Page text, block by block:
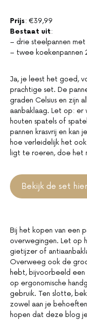
Prijs: €39,99
Bestaat uit:
– drie steelpannen
– twee koekenpannen
Ja, je leest het goed,
prachtige set. De
graden Celsius en zijn
aanbaklaag. Let op:
houten spatels of
pannen krasvrij en kan
hoe verleidelijk het
ligt te roeren, doe het
Bekijk de set hier
Bij het kopen van een
overwegingen. Let op
gietijzer of
Overweeg ook de
hebt, bijvoorbeeld een
op ergonomische
gebruik. Ten slotte,
zowel aan je
hopen dat deze blog